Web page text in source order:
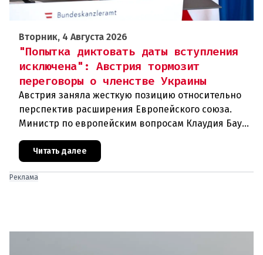
Вторник, 4 Августа 2026
"Попытка диктовать даты вступления
исключена": Австрия тормозит
переговоры о членстве Украины
Австрия заняла жесткую позицию относительно
перспектив расширения Европейского союза.
Министр по европейским вопросам Клаудия Бауэр
(ÖVP) категорически исключила возможность
ускоренного присоединения
Читать далее
Реклама